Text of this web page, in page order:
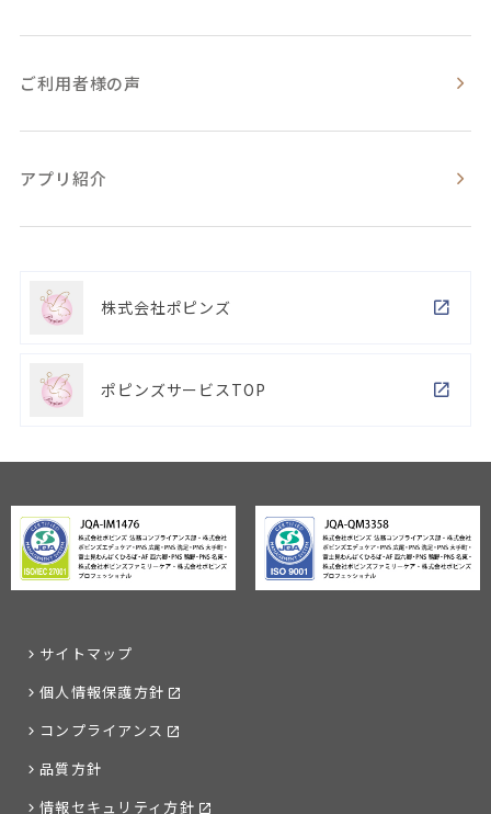
ご利用者様の声
アプリ紹介
株式会社ポピンズ
ポピンズサービスTOP
サイトマップ
個人情報保護方針
コンプライアンス
品質方針
情報セキュリティ方針